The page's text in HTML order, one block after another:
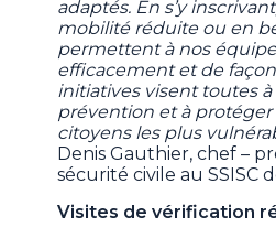
adaptés. En s’y
mobilité réduite ou en
permettent à nos
efficacement et de
initiatives visent toutes
prévention et à protéger
citoyens les plus
Denis Gauthier, chef –
sécurité civile au SSISC
Visites de vérification